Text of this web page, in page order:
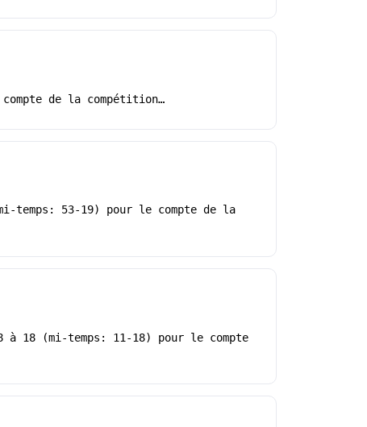
de la compétition…
temps: 53-19) pour le compte de la
à 18 (mi-temps: 11-18) pour le compte